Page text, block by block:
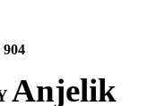
904
Anjelik